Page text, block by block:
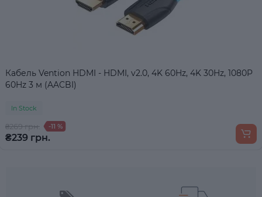
Кабель Vention HDMI - HDMI, v2.0, 4K 60Hz, 4K 30Hz, 1080P
60Hz 3 м (AACBI)
In Stock
₴269 грн. -11 %
₴239 грн.